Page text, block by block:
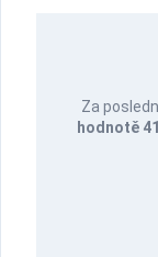
Za
hodnotě